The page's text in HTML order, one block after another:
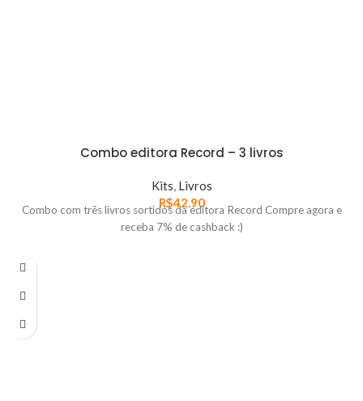
Combo editora Record – 3 livros
Kits, Livros
R$42.90
Combo com três livros sortidos da editora Record Compre agora e
receba 7% de cashback :)